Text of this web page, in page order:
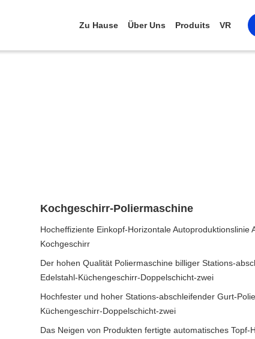
Zu Hause Über Uns Produits VR
Kochgeschirr-Poliermaschine
Hocheffiziente Einkopf-Horizontale Autoproduktionslinie
Kochgeschirr
Der hohen Qualität Poliermaschine billiger Stations-
Edelstahl-Küchengeschirr-Doppelschicht-zwei
Hochfester und hoher Stations-abschleifender Gurt-
Küchengeschirr-Doppelschicht-zwei
Das Neigen von Produkten fertigte automatisches Topf-